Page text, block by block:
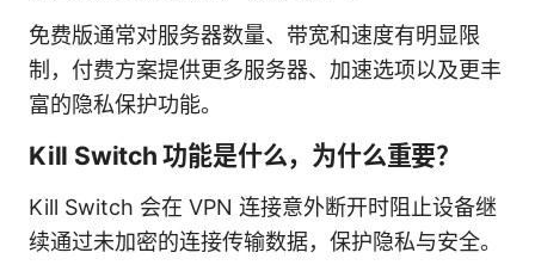
免费版通常对服务器数量、带宽和速度有明显限
制，付费方案提供更多服务器、加速选项以及更丰
富的隐私保护功能。
Kill Switch 功能是什么，为什么重要？
Kill Switch 会在 VPN 连接意外断开时阻止设备继
续通过未加密的连接传输数据，保护隐私与安全。